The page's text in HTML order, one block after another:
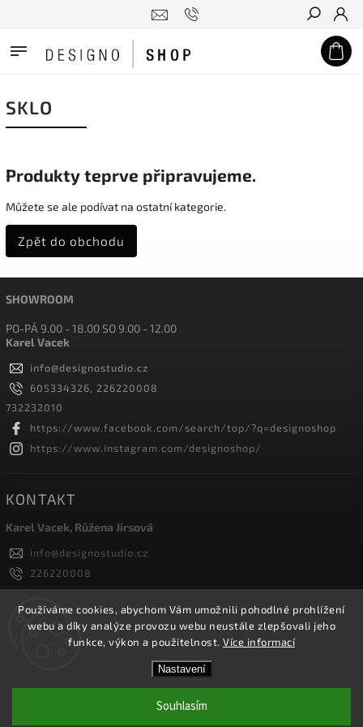
Používáme cookies, abychom Vám umožnili pohodlné prohlížení
webu a díky analýze provozu webu neustále zlepšovali jeho
funkce, výkon a použitelnost. Více informací
Nastavení
Souhlasím
Hledat
SKLO
Produkty teprve připravujeme.
Můžete se ale podívat na ostatní kategorie.
Zpět do obchodu
SHOWROOM
PO-PÁ 9.00 - 18.00 SO 9.00 - 12.00
Karel Vacek
info@designostudio.cz
605334326, 226220008
732232010
https://www.facebook.com/search/top/?q=designoshop
https://www.instagram.com/designoshop/
KONTAKT
Karel Vacek, Růžena Jirsová
info@designostudio.cz
226220008
605334326, 732232010
Designoshop
designoshop
Designoshop. Všechna práva vyhrazena.
Upravit nastavení cookies